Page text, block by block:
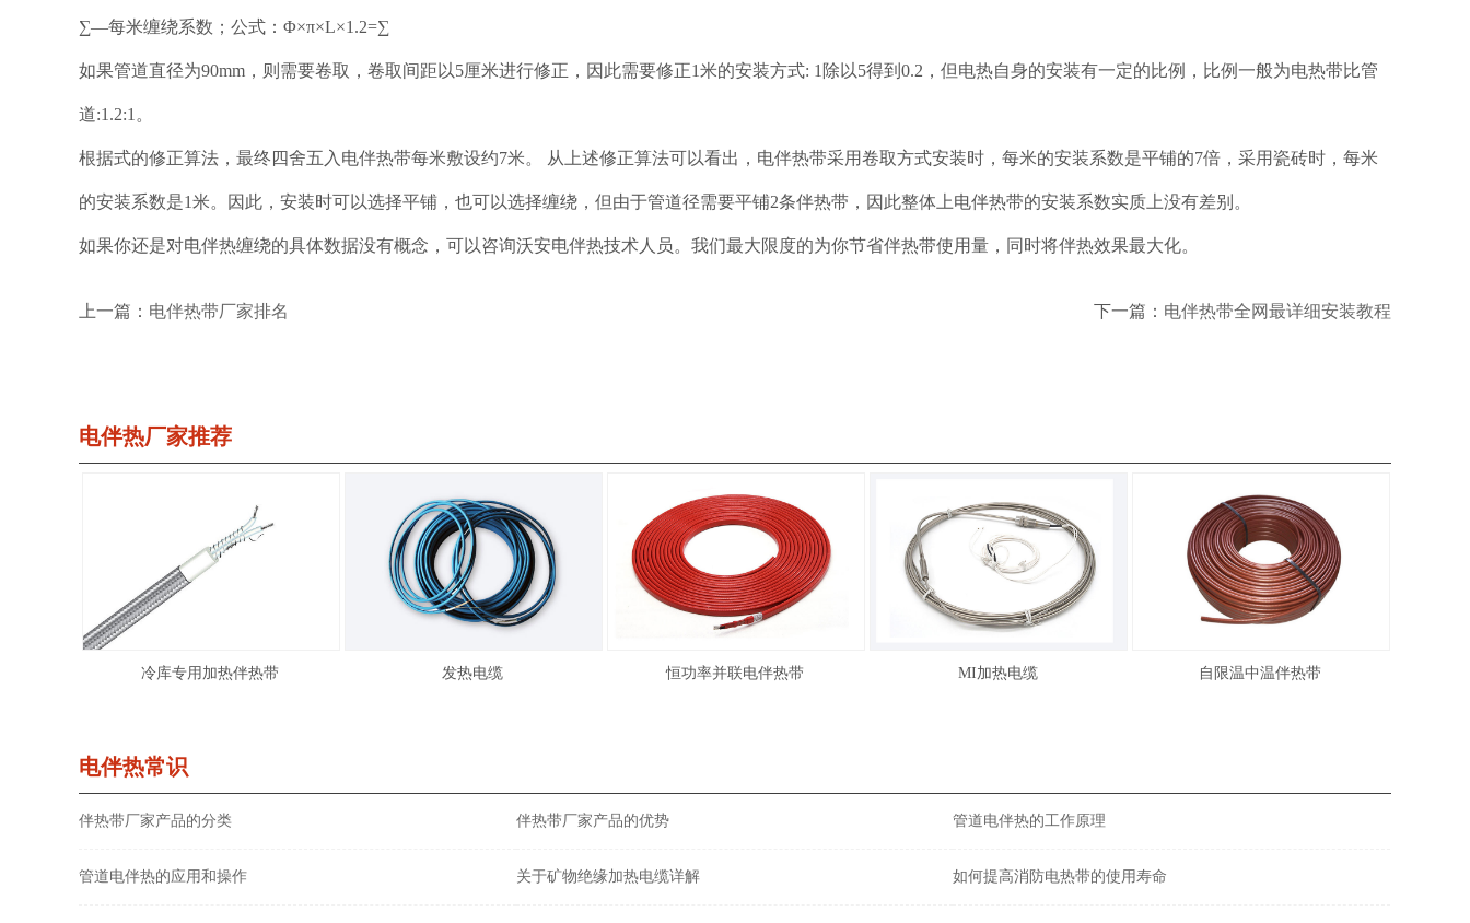
∑—每米缠绕系数；公式：Φ×π×L×1.2=∑
如果管道直径为90mm，则需要卷取，卷取间距以5厘米进行修正，因此需要修正1米的安装方式: 1除以5得到0.2，但电热自身的安装有一定的比例，比例一般为电热带比管
道:1.2:1。
根据式的修正算法，最终四舍五入电伴热带每米敷设约7米。 从上述修正算法可以看出，电伴热带采用卷取方式安装时，每米的安装系数是平铺的7倍，采用瓷砖时，每米
的安装系数是1米。因此，安装时可以选择平铺，也可以选择缠绕，但由于管道径需要平铺2条伴热带，因此整体上电伴热带的安装系数实质上没有差别。
如果你还是对电伴热缠绕的具体数据没有概念，可以咨询沃安电伴热技术人员。我们最大限度的为你节省伴热带使用量，同时将伴热效果最大化。
上一篇： 电伴热带厂家排名 下一篇： 电伴热带全网最详细安装教程
电伴热厂家推荐
冷库专用加热伴热带 发热电缆 恒功率并联电伴热带 MI加热电缆 自限温中温伴热带
电伴热常识
伴热带厂家产品的分类 伴热带厂家产品的优势 管道电伴热的工作原理
管道电伴热的应用和操作 关于矿物绝缘加热电缆详解 如何提高消防电热带的使用寿命